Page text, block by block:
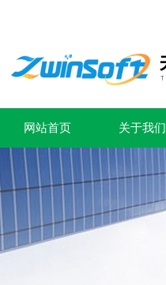
网站首页 关于我们